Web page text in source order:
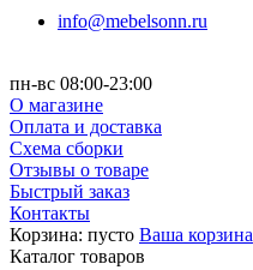
info@mebelsonn.ru
пн-вс 08:00-23:00
О магазине
Оплата и доставка
Схема сборки
Отзывы о товаре
Быстрый заказ
Контакты
Корзина: пусто Ваша корзина
Каталог товаров